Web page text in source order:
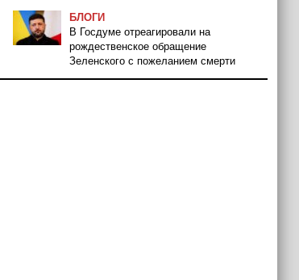
БЛОГИ
В Госдуме отреагировали на
рождественское обращение
Зеленского с пожеланием смерти